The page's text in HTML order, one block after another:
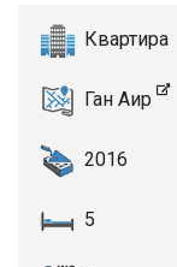
Квартира
Ган Аир
2016
5